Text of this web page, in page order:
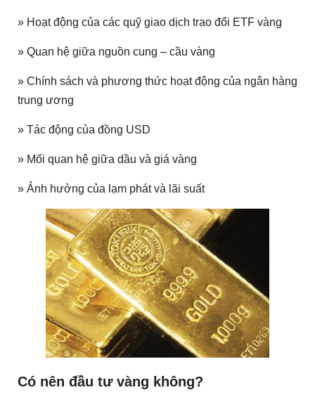
» Hoạt động của các quỹ giao dịch trao đổi ETF vàng
» Quan hệ giữa nguồn cung – cầu vàng
» Chính sách và phương thức hoạt động của ngân hàng
trung ương
» Tác động của đồng USD
» Mối quan hệ giữa dầu và giá vàng
» Ảnh hưởng của lạm phát và lãi suất
Có nên đầu tư vàng không?